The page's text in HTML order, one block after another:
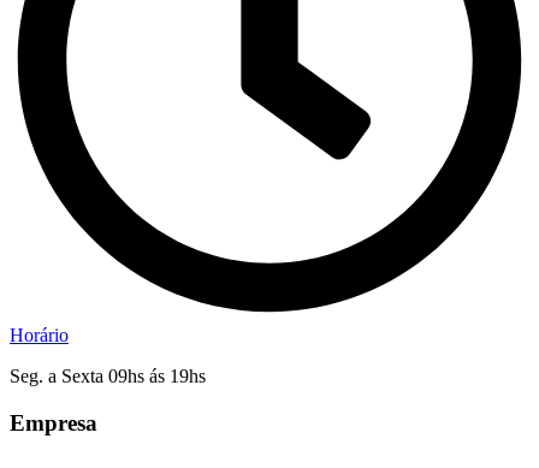
Horário
Seg. a Sexta 09hs ás 19hs
Empresa